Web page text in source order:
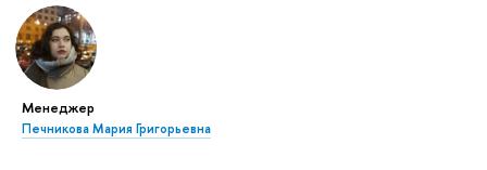
Менеджер
Печникова Мария Григорьевна